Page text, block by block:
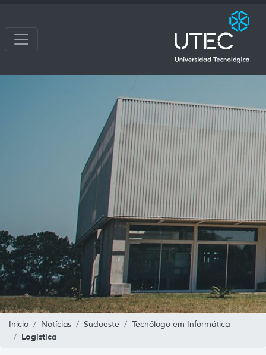
Inicio Notícias Sudoeste Tecnólogo em Informática
Logística